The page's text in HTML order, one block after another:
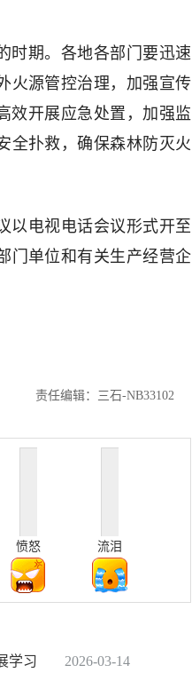
时期。各地各部门要迅速
火源管控治理，加强宣传
效开展应急处置，加强监
全扑救，确保森林防灭火
以电视电话会议形式开至
门单位和有关生产经营企
责任编辑：三石-NB33102
愤怒 流泪
学习
2026-03-14